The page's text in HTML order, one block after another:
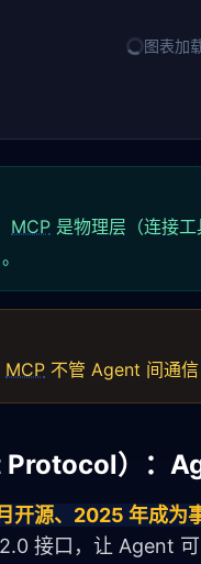
图表加
MCP 是物理层（连接
MCP 不管 Agent 间通
）：
源、2025 年成为
接口，让 Agent